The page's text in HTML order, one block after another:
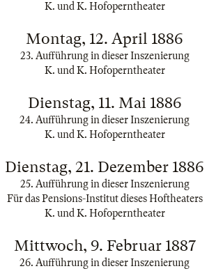
K. und K. Hofoperntheater
Montag, 12. April 1886
23. Aufführung in dieser Inszenierung
K. und K. Hofoperntheater
Dienstag, 11. Mai 1886
24. Aufführung in dieser Inszenierung
K. und K. Hofoperntheater
Dienstag, 21. Dezember 1886
25. Aufführung in dieser Inszenierung
Für das Pensions-Institut dieses Hoftheaters
K. und K. Hofoperntheater
Mittwoch, 9. Februar 1887
26. Aufführung in dieser Inszenierung